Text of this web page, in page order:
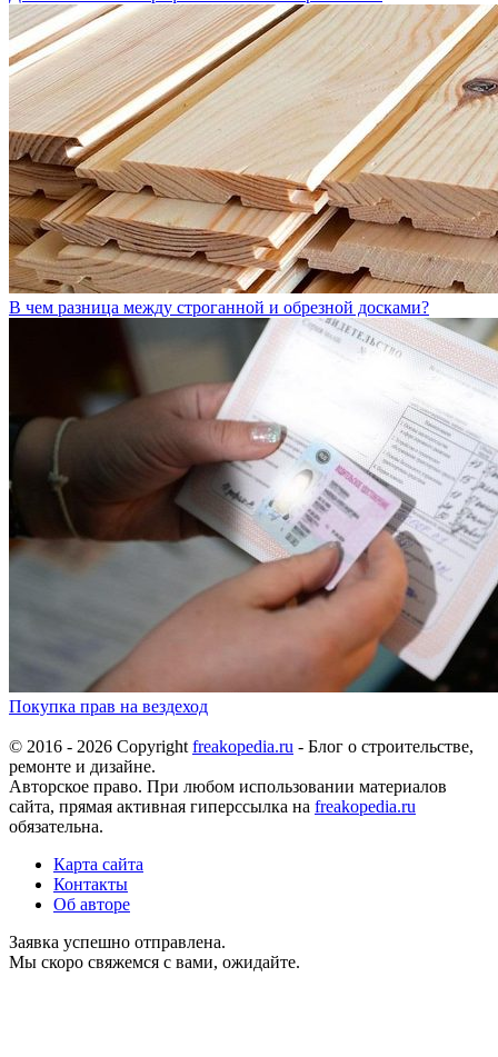
В чем разница между строганной и обрезной досками?
Покупка прав на вездеход
© 2016 - 2026 Copyrightfreakopedia.ru - Блог о строительстве,
ремонте и дизайне.
Авторское право. При любом использовании материалов
сайта, прямая активная гиперссылка на freakopedia.ru
обязательна.
Карта сайта
Контакты
Об авторе
Заявка успешно отправлена.
Мы скоро свяжемся с вами, ожидайте.